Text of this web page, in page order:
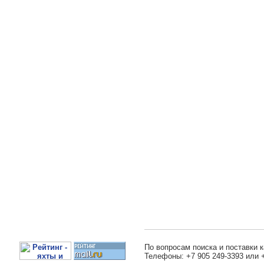
По вопросам поиска и поставки
Телефоны: +7 905 249-3393 или